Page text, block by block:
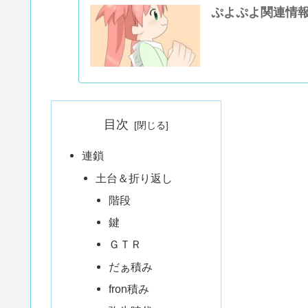
ぷよぷよ関連情
目次
連鎖
土台＆折り返し
階段
鍵
ＧＴＲ
だぁ積み
fron積み